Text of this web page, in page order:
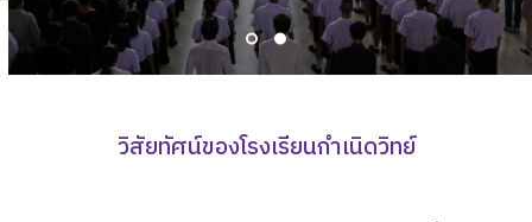
เเคมปัสไลฟ์
วิสัยทัศน์ของโรงเรียนกำเนิดวิทย์